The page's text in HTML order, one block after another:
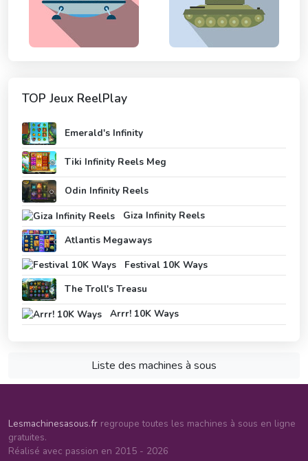
TOP Jeux ReelPlay
Emerald's Infinity
Tiki Infinity Reels Meg
Odin Infinity Reels
Giza Infinity Reels
Atlantis Megaways
Festival 10K Ways
The Troll's Treasu
Arrr! 10K Ways
Liste des machines à sous
Lesmachinesasous.fr regroupe toutes les machines à sous en ligne
gratuites.
Réalisé avec passion en 2015 - 2026